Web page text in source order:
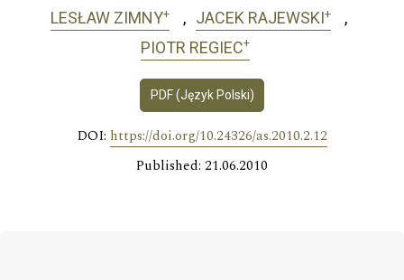
LESŁAW ZIMNY+ JACEK RAJEWSKI+
PIOTR REGIEC+
PDF (Język Polski)
DOI: https://doi.org/10.24326/as.2010.2.12
Published: 21.06.2010